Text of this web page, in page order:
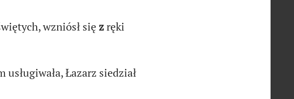
wzniósł się zręki
Łazarz siedział